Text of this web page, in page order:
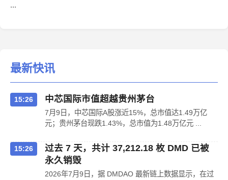
...
最新快讯
15:26 中芯国际市值超越贵州茅台
7月9日，中芯国际A股涨近15%，总市值达1.49万亿
元；贵州茅台现跌1.43%，总市值为1.48万亿元 ...
15:26
过去 7 天，共计 37,212.18 枚 DMD 已被
永久销毁
2026年7月9日，据 DMDAO 最新链上数据显示，在过